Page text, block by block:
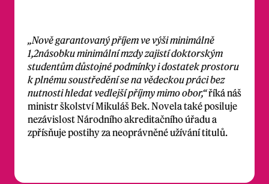
„Nově garantovaný příjem ve výši minimálně
1,2násobku minimální mzdy zajistí doktorským
studentům důstojné podmínky i dostatek prostoru
k plnému soustředění se na vědeckou práci bez
nutnosti hledat vedlejší příjmy mimo obor,“říká náš
ministr školství Mikuláš Bek. Novela také posiluje
nezávislost Národního akreditačního úřadu a
zpřísňuje postihy za neoprávněné užívání titulů.